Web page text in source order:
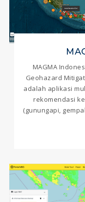
MAGMA
Geohazard
adalah aplikasi
rekomendasi
(gunungapi,